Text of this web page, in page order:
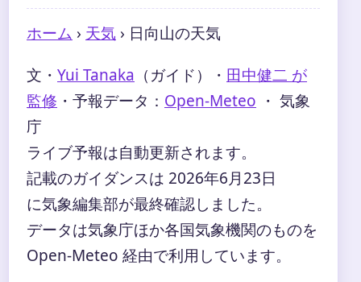
ホーム › 天気 › 日向山の天気
文・ Yui Tanaka （ガイド） ・ 田中健二 が
監修 ・ 予報データ： Open-Meteo ・ 気象
庁
ライブ予報は自動更新されます。
記載のガイダンスは 2026年6月23日
に気象編集部が最終確認しました。
データは気象庁ほか各国気象機関のものを
Open-Meteo 経由で利用しています。